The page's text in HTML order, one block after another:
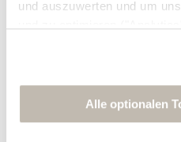
und auszuwerten und um
zu erstellen, um
Sie erneut mit Werbung
Werbekampagnen
Alle optionalen